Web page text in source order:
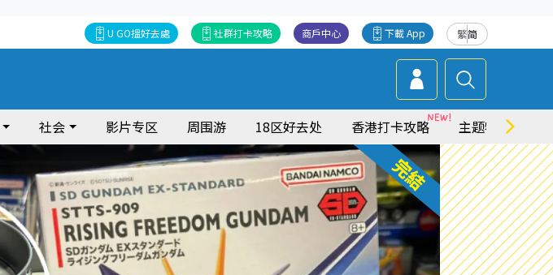
繁简
下載 App
商戶中心
社群打卡攻略
U GO搵好去處
社会 影片专区 周围游 18区好去处 香港打卡攻略 主题特集